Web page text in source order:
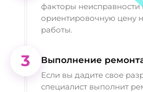
факторы
ориентировочную цену
работы.
3 Выполнение
Если вы дадите свое
специалист выполнит